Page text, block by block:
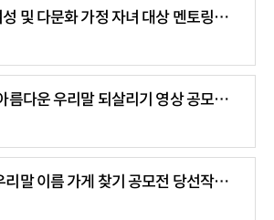
및 다문화 가정 자녀 대상 멘토링
름다운 우리말 되살리기 영상 공모전
말 이름 가게 찾기 공모전 당선작